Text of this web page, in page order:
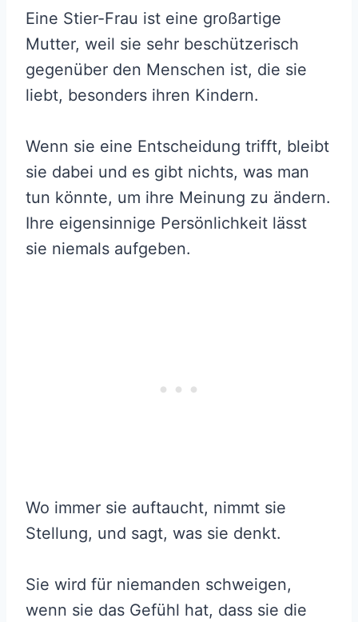
Eine Stier-Frau ist eine großartige
Mutter, weil sie sehr beschützerisch
gegenüber den Menschen ist, die sie
liebt, besonders ihren Kindern.
Wenn sie eine Entscheidung trifft, bleibt
sie dabei und es gibt nichts, was man
tun könnte, um ihre Meinung zu ändern.
Ihre eigensinnige Persönlichkeit lässt
sie niemals aufgeben.
Wo immer sie auftaucht, nimmt sie
Stellung, und sagt, was sie denkt.
Sie wird für niemanden schweigen,
wenn sie das Gefühl hat, dass sie die